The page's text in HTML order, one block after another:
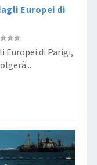
Europei di
Europei di Parigi,